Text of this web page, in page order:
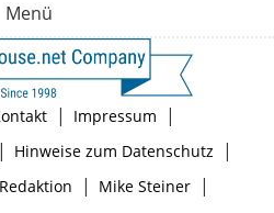
Menü
| Impressum |
Hinweise zum Datenschutz |
| Mike Steiner|